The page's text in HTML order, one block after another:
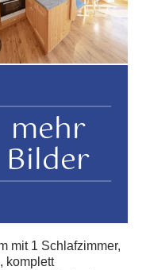
mehr
Bilder
mit 1 Schlafzimmer,
komplett